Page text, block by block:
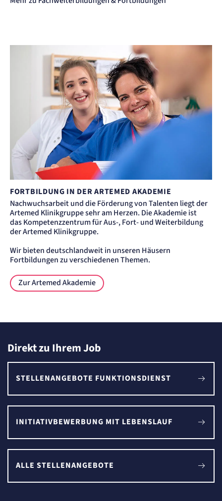
FORTBILDUNG IN DER ARTEMED AKADEMIE
Nachwuchsarbeit und die Förderung von Talenten liegt der
Artemed Klinikgruppe sehr am Herzen. Die Akademie ist
das Kompetenzzentrum für Aus-, Fort- und Weiterbildung
der Artemed Klinikgruppe.
Wir bieten deutschlandweit in unseren Häusern
Fortbildungen zu verschiedenen Themen.
Zur Artemed Akademie
Direkt zu Ihrem Job
STELLENANGEBOTE FUNKTIONSDIENST
INITIATIVBEWERBUNG MIT LEBENSLAUF
ALLE STELLENANGEBOTE